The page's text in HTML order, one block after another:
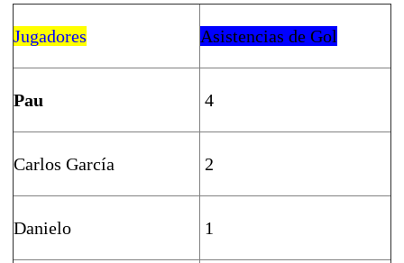
Jugadores Asistencias de Gol
Pau 4
Carlos García 2
Danielo 1